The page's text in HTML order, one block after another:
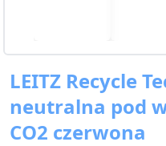
LEITZ Recycle
neutralna pod
CO2 czerwona